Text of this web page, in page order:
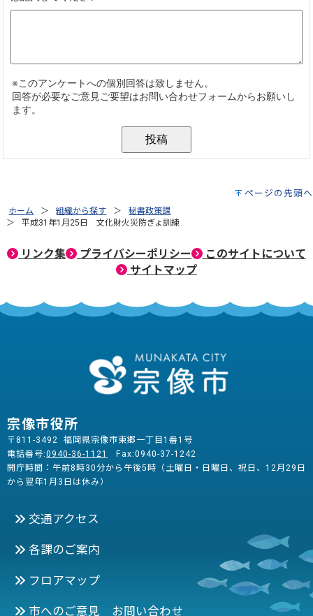
ページの先頭へ
ホーム 組織から探す
秘書政策課
平成31年1月25日 文化財火災防ぎょ訓練
リンク集 プライバシーポリシー
このサイトについて
サイトマップ
宗像市役所
〒811-3492 福岡県宗像市東郷一丁目1番1号
電話番号:0940-36-1121
Fax:0940-37-1242
開庁時間：午前8時30分から午後5時（土曜日・日曜日、祝日、12月29日
から翌年1月3日は休み）
交通アクセス
各課のご案内
フロアマップ
市へのご意見 お問い合わせ